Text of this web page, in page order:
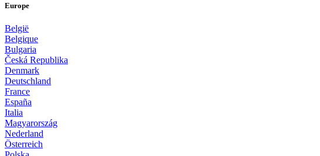
Europe
België
Belgique
Bulgaria
Česká Republika
Denmark
Deutschland
France
España
Italia
Magyarország
Nederland
Österreich